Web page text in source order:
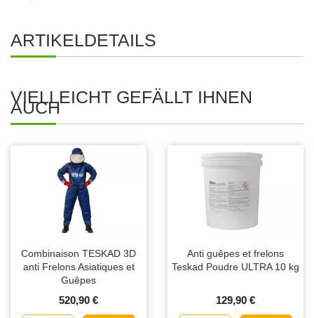
ARTIKELDETAILS
VIELLEICHT GEFÄLLT IHNEN
AUCH
Combinaison TESKAD 3D
anti Frelons Asiatiques et
Guêpes
520,90 €
Anti guêpes et frelons
Teskad Poudre ULTRA 10 kg
129,90 €